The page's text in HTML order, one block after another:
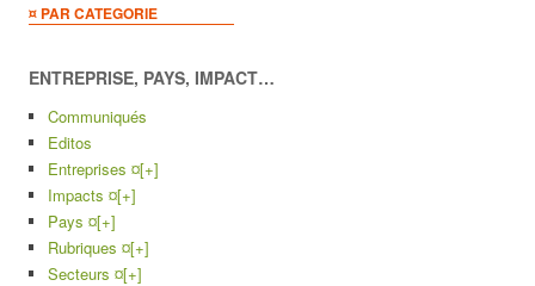
¤ PAR CATEGORIE
ENTREPRISE, PAYS, IMPACT…
Communiqués
Editos
Entreprises ¤[+]
Impacts ¤[+]
Pays ¤[+]
Rubriques ¤[+]
Secteurs ¤[+]